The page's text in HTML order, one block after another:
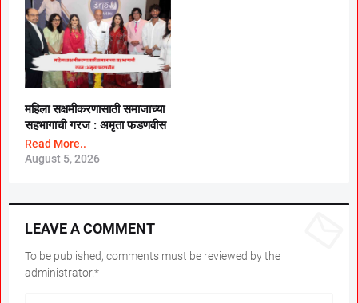
महिला सक्षमीकरणासाठी समाजाच्या
सहभागाची गरज : अमृता फडणवीस
Read More..
August 5, 2026
LEAVE A COMMENT
To be published, comments must be reviewed by the
administrator.*